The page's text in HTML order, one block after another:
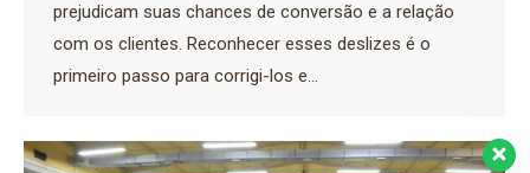
prejudicam suas chances de conversão e a relação
com os clientes. Reconhecer esses deslizes é o
primeiro passo para corrigi-los e…